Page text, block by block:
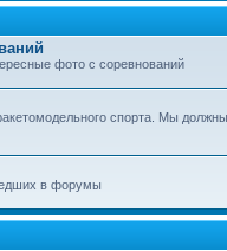
фото с соревнований
спорта. Мы
в форумы